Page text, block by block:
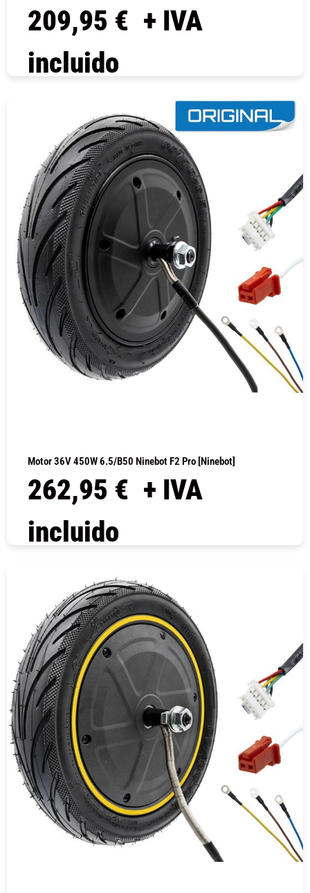
209,95 € + IVA
incluido
Motor 36V 450W 6.5/B50 Ninebot F2 Pro [Ninebot]
262,95 € + IVA
incluido